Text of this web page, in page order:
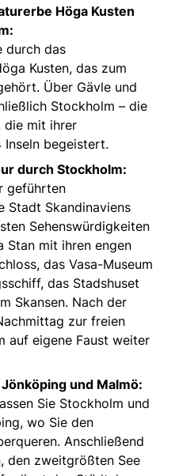
Höga Kusten
durch das
Kusten, das zum
Über Gävle und
Stockholm – die
die mit ihrer
Inseln begeistert.
durch Stockholm:
geführten
Stadt Skandinaviens
Sehenswürdigkeiten
Stan mit ihren engen
das Vasa-Museum
das Stadshuset
Skansen. Nach der
zur freien
auf eigene Faust weiter
und Malmö:
Sie Stockholm und
wo Sie den
Anschließend
den zweitgrößten See